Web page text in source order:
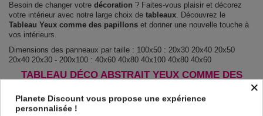
Besoin de changer votre décoration ? Faites-vous plaisir et décorez
votre intérieur avec notre large choix de tableaux. Découvrez le
Tableau Yeux comme des papillons et donner une nouvelle touche à
vos intérieurs.
Dimensions des panneaux par taille : 100x50 : 20x30 20x40 20x50
20x40 20x30 - 200x100 : 40x60 40x80 40x100 40x80 40x60
TABLEAU DÉCO ABSTRAIT YEUX COMME DES
Le Tableau Yeux comme des papillonsest imprimé sur un papier
intissé spécial et de haute qualité qui reflète parfaitement les couleurs
×
Planete Discount vous propose une expérience
personnalisée !